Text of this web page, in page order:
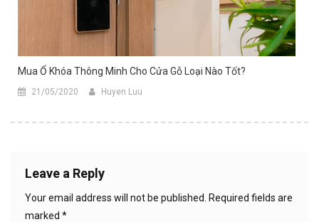
Mua Ổ Khóa Thông Minh Cho Cửa Gỗ Loại Nào Tốt?
21/05/2020 Huyen Luu
Leave a Reply
Your email address will not be published. Required fields are
marked *